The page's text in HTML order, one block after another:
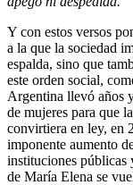
Y con estos versos
a la que la sociedad
espalda, sino que
este orden social,
Argentina llevó años
de mujeres para que
convirtiera en ley, en
imponente aumento
instituciones públicas
de María Elena se